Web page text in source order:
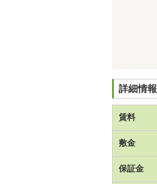
詳細情報
賃料
敷金
保証金